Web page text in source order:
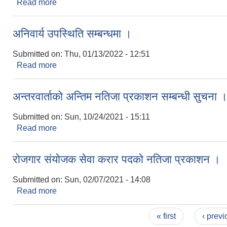
Read more
अनिवार्य उपस्थिति सम्बन्धमा ।
Submitted on: Thu, 01/13/2022 - 12:51
Read more
अन्तरवार्ताकाे अन्तिम नतिजा प्रकाशन सम्बन्धी सुचना ।
Submitted on: Sun, 10/24/2021 - 15:11
Read more
राेजगार संयाेजक सेवा करार पदकाे नतिजा प्रकाशन ।
Submitted on: Sun, 02/07/2021 - 14:08
Read more
« first ‹